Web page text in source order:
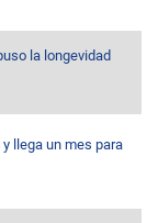
la longevidad
llega un mes para